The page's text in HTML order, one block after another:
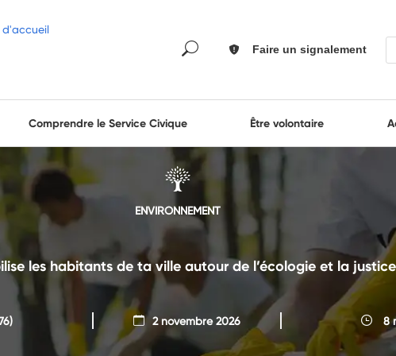
Faire un signalement
Comprendre le Service Civique Être volontaire
ENVIRONNEMENT
les habitants de ta ville autour de l’écologie et la
2 novembre 2026 8